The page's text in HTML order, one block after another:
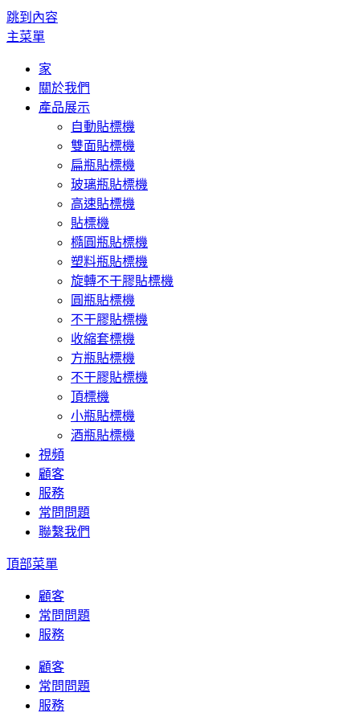
跳到內容
主菜單
家
關於我們
產品展示
自動貼標機
雙面貼標機
扁瓶貼標機
玻璃瓶貼標機
高速貼標機
貼標機
橢圓瓶貼標機
塑料瓶貼標機
旋轉不干膠貼標機
圓瓶貼標機
不干膠貼標機
收縮套標機
方瓶貼標機
不干膠貼標機
頂標機
小瓶貼標機
酒瓶貼標機
視頻
顧客
服務
常問問題
聯繫我們
頂部菜單
顧客
常問問題
服務
顧客
常問問題
服務